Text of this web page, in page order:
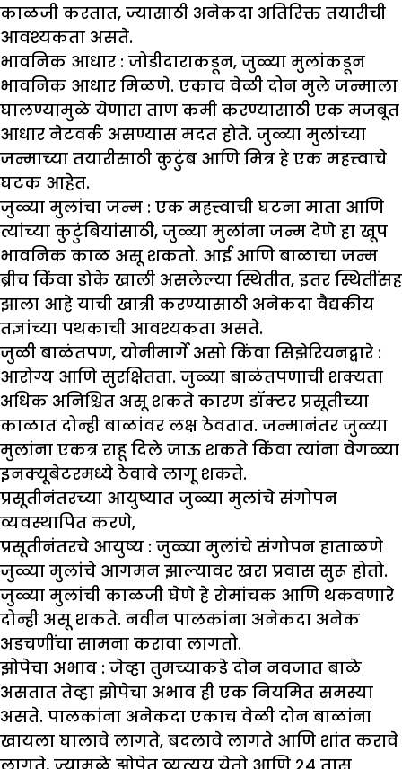
काळजी करतात, ज्यासाठी अनेकदा अतिरिक्त तयारीची
आवश्यकता असते.
भावनिक आधार : जोडीदाराकडून, जुळ्या मुलांकडून
भावनिक आधार मिळणे. एकाच वेळी दोन मुले जन्माला
घालण्यामुळे येणारा ताण कमी करण्यासाठी एक मजबूत
आधार नेटवर्क असण्यास मदत होते. जुळ्या मुलांच्या
जन्माच्या तयारीसाठी कुटुंब आणि मित्र हे एक महत्त्वाचे
घटक आहेत.
जुळ्या मुलांचा जन्म : एक महत्त्वाची घटना माता आणि
त्यांच्या कुटुंबियांसाठी, जुळ्या मुलांना जन्म देणे हा खूप
भावनिक काळ असू शकतो. आई आणि बाळाचा जन्म
ब्रीच किंवा डोके खाली असलेल्या स्थितीत, इतर स्थितींसह
झाला आहे याची खात्री करण्यासाठी अनेकदा वैद्यकीय
तज्ञांच्या पथकाची आवश्यकता असते.
जुळी बाळंतपण, योनीमार्गे असो किंवा सिझेरियनद्वारे :
आरोग्य आणि सुरक्षितता. जुळ्या बाळंतपणाची शक्यता
अधिक अनिश्चित असू शकते कारण डॉक्टर प्रसूतीच्या
काळात दोन्ही बाळांवर लक्ष ठेवतात. जन्मानंतर जुळ्या
मुलांना एकत्र राहू दिले जाऊ शकते किंवा त्यांना वेगळ्या
इनक्यूबेटरमध्ये ठेवावे लागू शकते.
प्रसूतीनंतरच्या आयुष्यात जुळ्या मुलांचे संगोपन
व्यवस्थापित करणे,
प्रसूतीनंतरचे आयुष्य : जुळ्या मुलांचे संगोपन हाताळणे
जुळ्या मुलांचे आगमन झाल्यावर खरा प्रवास सुरू होतो.
जुळ्या मुलांची काळजी घेणे हे रोमांचक आणि थकवणारे
दोन्ही असू शकते. नवीन पालकांना अनेकदा अनेक
अडचणींचा सामना करावा लागतो.
झोपेचा अभाव : जेव्हा तुमच्याकडे दोन नवजात बाळे
असतात तेव्हा झोपेचा अभाव ही एक नियमित समस्या
असते. पालकांना अनेकदा एकाच वेळी दोन बाळांना
खायला घालावे लागते, बदलावे लागते आणि शांत करावे